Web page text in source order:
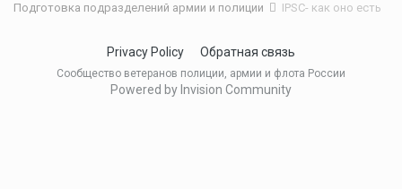
Подготовка подразделений армии и полиции
IPSC- как оно есть
Privacy Policy Обратная связь
Сообщество ветеранов полиции, армии и флота России
Powered by Invision Community